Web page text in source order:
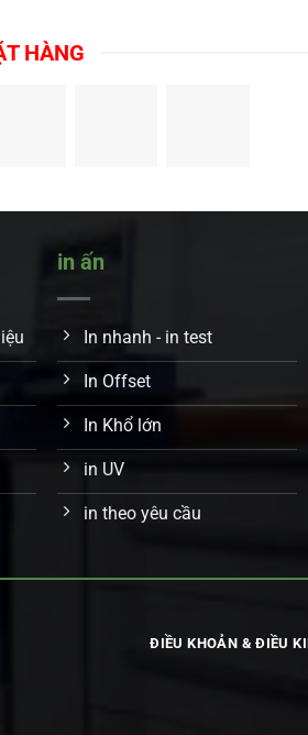
HÀNG
in ấn
In nhanh - in test
In Offset
In Khổ lớn
in UV
in theo yêu cầu
ĐIỀU KHOẢN & ĐIỀU